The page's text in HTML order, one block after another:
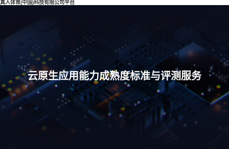
真人体育(中国)科技有限公司平台
云原生应用能力成熟度标准与评测服务